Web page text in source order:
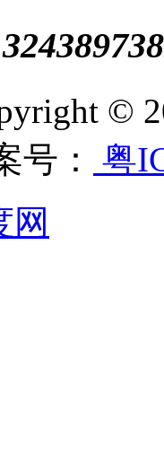
©
号：
粤
网